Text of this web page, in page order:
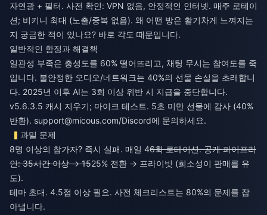
자연광 + 필터. 사전 확인: VPN 없음, 안정적인 인터넷. 매주 로테이
션; 비키니 최대 (노출/중복 없음). 왜 어떤 방은 활기차게 느껴지는
지 궁금한 적이 있나요? 바로 각도 때문입니다.
일반적인 함정과 해결책
일관성 부족은 충성도를 60% 떨어뜨리고, 채팅 무시는 참여도를 죽
입니다. 불안정한 오디오/네트워크는 40%의 선물 손실을 초래합니
다. 2025년 이후 AI는 3회 이상 위반 시 지급을 중단합니다.
v5.6.3.5 캐시 지우기; 마이크 테스트. 5초 미만 선물에 감사 (40%
반환). support@micous.com/Discord에 문의하세요.
과밀 문제
8명 이상의 참가자? 즉시 실패. 매일 46회 로테이션. 공개 파이프라
인: 35시간 이상 → 1525% 전환 → 프라이빗 (희소성이 판매를 유
도).
테마 초대. 4.5점 이상 필요. 사전 체크리스트는 80%의 문제를 잡
아냅니다.